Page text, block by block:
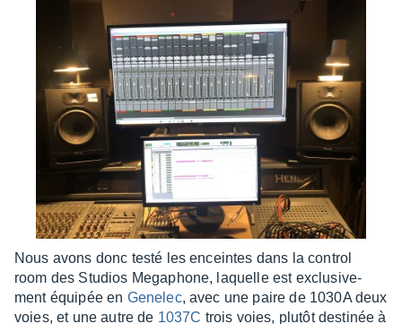
Nous avons donc testé les enceintes dans la control
room des Studios Mega­phone, laquelle est exclu­si­ve­
ment équi­pée en Gene­lec, avec une paire de 1030A deux
voies, et une autre de 1037C trois voies, plutôt desti­née à